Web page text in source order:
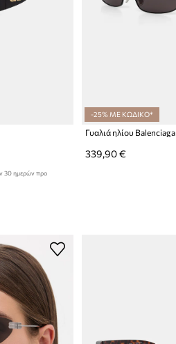
30 ημερών προ
-25% ΜΕ ΚΩΔΙΚΟ*
Γυαλιά ηλίου Balenciaga
339,90 €